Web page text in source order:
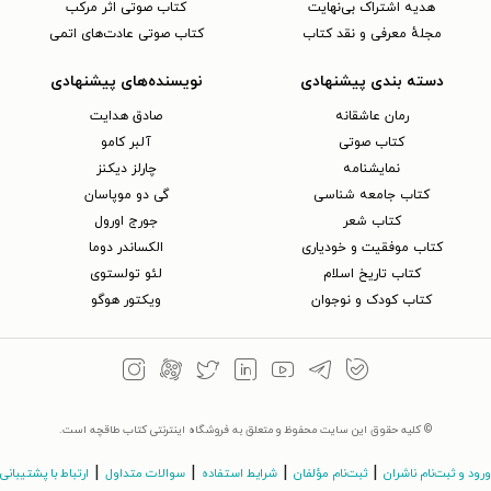
تبدیل به چهره‌ای مشهور شد.
در این دوره، سلامتی جبران نیز رو به زوال
گذاشت. با این حال، او به کار خود ادامه
الهه‌ی خیال و کلیمات جبران را در سال
۱۹۲۷ منتشر کرد. همزمان در سال‌های
۱۹۲۶ و ۱۹۲۷، جبران روی کتاب عیسی،
پسر انسان کار کرد و آن را در سال ۱۹۲۸
منتشر نمود. پس از آن، جبران تنها یک
انتشار یافتند.
هدیه اشتراک بی‌نهایت
مجلهٔ معرفی و نقد کتاب
کتاب صوتی اثر مرکب
کتاب صوتی عادت‌های اتمی
دسته بندی پیشنهادی
رمان عاشقانه
کتاب‌ صوتی
نمایشنامه
کتاب جامعه شناسی
کتاب شعر
کتاب موفقیت و خودیاری
کتاب تاریخ اسلام
کتاب کودک و نوجوان
نویسنده‌های پیشنهادی
صادق هدایت
آلبر کامو
چارلز دیکنز
گی دو موپاسان
جورج اورول
الکساندر دوما
لئو تولستوی
ویکتور هوگو
© کلیه حقوق این سایت محفوظ و متعلق به فروشگاه اینترنتی کتاب طاقچه است.
ورود و ثبت‌نام ناشران ثبت‌نام مؤلفان شرایط استفاده سوالات متداول ارتباط با پشتیبانی